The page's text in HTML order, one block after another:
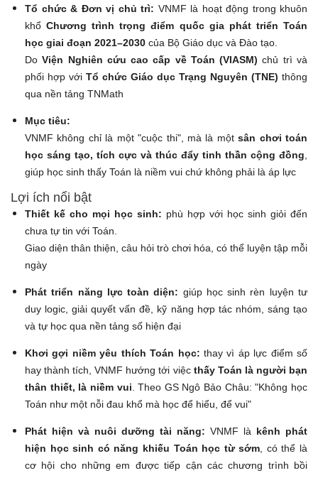
Tổ chức & Đơn vị chủ trì: VNMF là hoạt động trong khuôn
khổChương trình trọng điểm quốc gia phát triển Toán
học giai đoạn 2021–2030 của Bộ Giáo dục và Đào tạo.
DoViện Nghiên cứu cao cấp về Toán (VIASM) chủ trì và
phối hợp với Tổ chức Giáo dục Trạng Nguyên (TNE) thông
qua nền tảng TNMath
Mục tiêu:
VNMF không chỉ là một "cuộc thi", mà là mộtsân chơi toán
học sáng tạo, tích cực và thúc đẩy tinh thần cộng đồng
giúp học sinh thấy Toán là niềm vui chứ không phải là áp lực
Lợi ích nổi bật
Thiết kế cho mọi học sinh: phù hợp với học sinh giỏi đến
chưa tự tin với Toán.
Giao diện thân thiện, câu hỏi trò chơi hóa, có thể luyện tập mỗi
ngày
Phát triển năng lực toàn diện: giúp học sinh rèn luyện tư
duy logic, giải quyết vấn đề, kỹ năng hợp tác nhóm, sáng tạo
và tự học qua nền tảng số hiện đại
Khơi gợi niềm yêu thích Toán học: thay vì áp lực điểm số
hay thành tích, VNMF hướng tới việc thấy Toán là người bạn
thân thiết, là niềm vui . Theo GS Ngô Bảo Châu: "Không học
Toán như một nỗi đau khổ mà học để hiểu, để vui"
Phát hiện và nuôi dưỡng tài năng: VNMF là kênh phát
hiện học sinh có năng khiếu Toán học từ sớm , có thể là
cơ hội cho những em được tiếp cận các chương trình bồi